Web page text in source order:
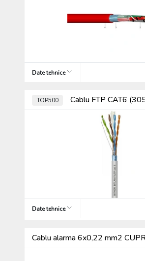
Date tehnice
TOP500 Cablu FTP CAT6
Date tehnice
Cablu alarma 6x0,22 mm2